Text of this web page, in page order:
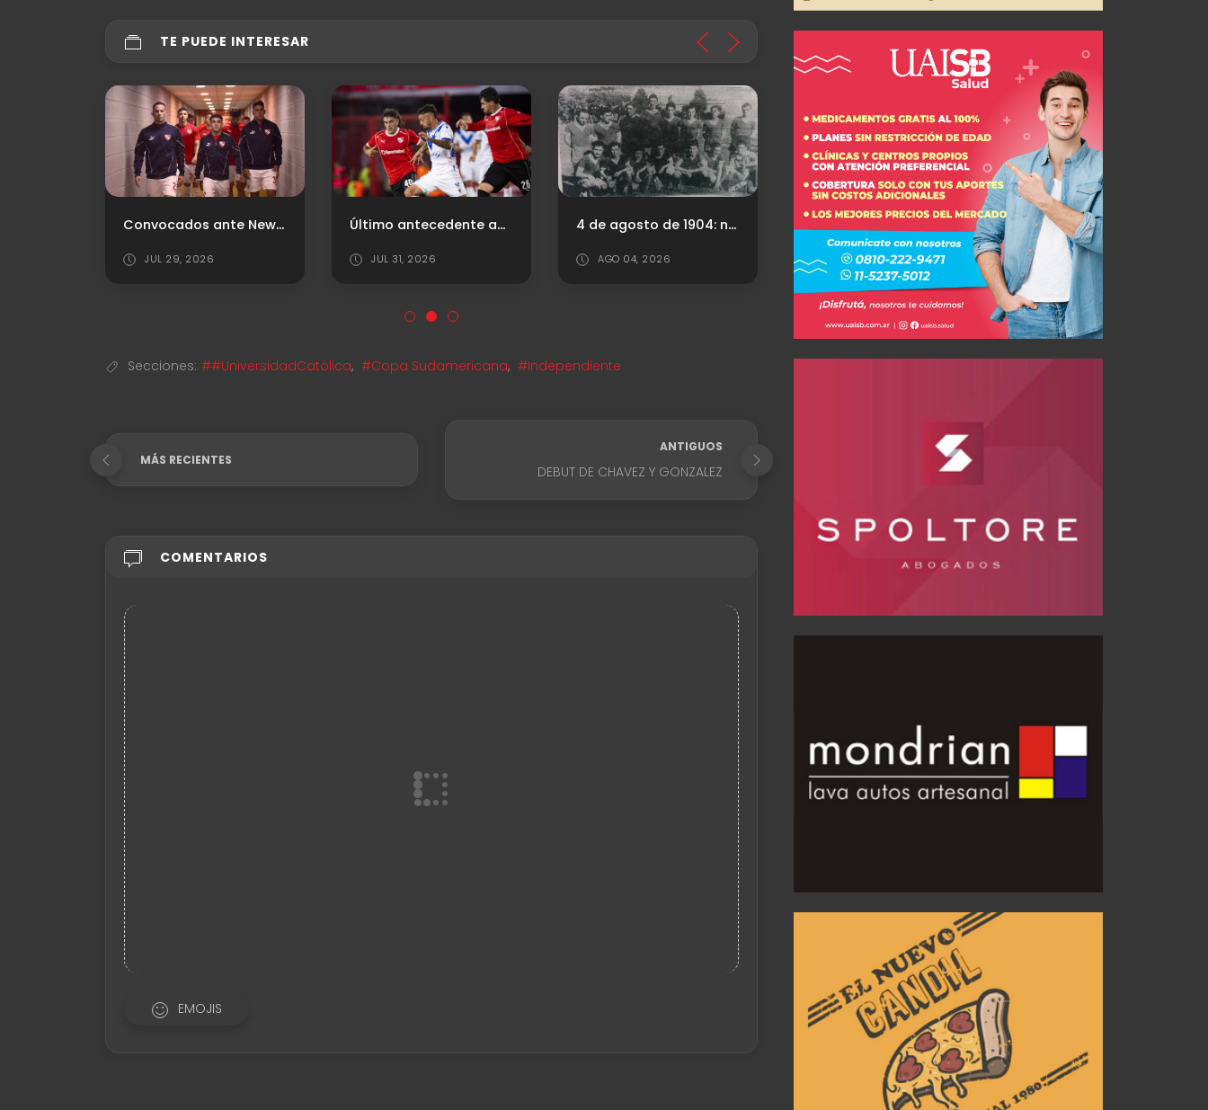
TE PUEDE INTERESAR
Convocados ante Newell’s
JUL 29, 2026
Último antecedente ante Vélez
JUL 31, 2026
4 de agosto de 1904: nace el "Rey de Copas"
AGO 04, 2026
Independiente reconoció a Gabriel Ávalos y Santiago Arias en la previa del triunfo
JUL 31, 2026
Secciones: ##UniversidadCatólica, #Copa Sudamericana, #Independiente
MÁS RECIENTES
ANTIGUOS
DEBUT DE CHAVEZ Y GONZALEZ
COMENTARIOS
EMOJIS